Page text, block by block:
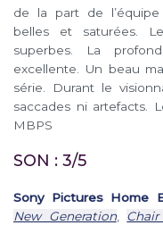
de la part de l’équipe
belles et saturées.
superbes. La
excellente. Un beau
série. Durant le
saccades ni artefacts.
MBPS
SON : 3/5
Sony Pictures Home
New Generation,